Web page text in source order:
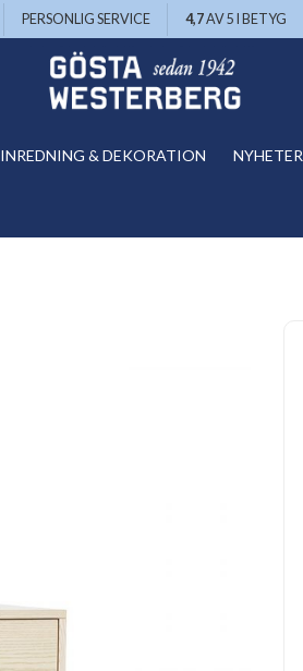
PERSONLIG SERVICE 4,7AV 5 I BETYG
INREDNING & DEKORATION NYHETER